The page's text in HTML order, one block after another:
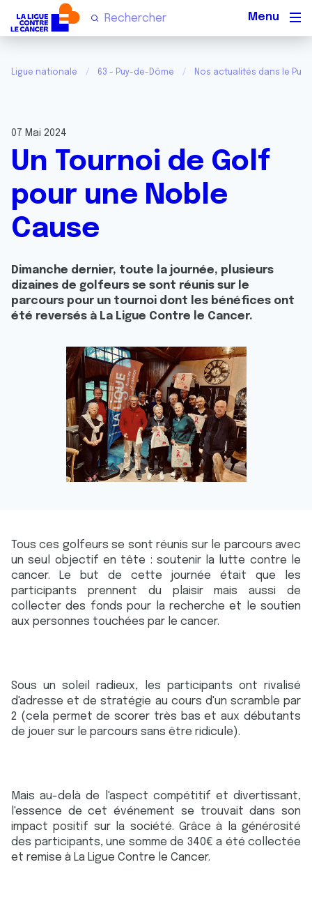
Ligue nationale 63 - Puy-de-Dôme Nos actualités dans le
07 Mai 2024
Un Tournoi de Golf
pour une Noble
Cause
Dimanche dernier, toute la journée, plusieurs
dizaines de golfeurs se sont réunis sur le
parcours pour un tournoi dont les bénéfices ont
été reversés à La Ligue Contre le Cancer.
Tous ces golfeurs se sont réunis sur le parcours avec
un seul objectif en tête : soutenir la lutte contre le
cancer. Le but de cette journée était que les
participants prennent du plaisir mais aussi de
collecter des fonds pour la recherche et le soutien
aux personnes touchées par le cancer.
Sous un soleil radieux, les participants ont rivalisé
d'adresse et de stratégie au cours d'un scramble par
2 (cela permet de scorer très bas et aux débutants
de jouer sur le parcours sans être ridicule).
Mais au-delà de l'aspect compétitif et divertissant,
l'essence de cet événement se trouvait dans son
impact positif sur la société. Grâce à la générosité
des participants, une somme de 340€ a été collectée
et remise à La Ligue Contre le Cancer.